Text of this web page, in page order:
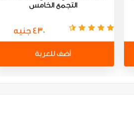
التجمع الخامس
430 جنيه
أضف للعربة